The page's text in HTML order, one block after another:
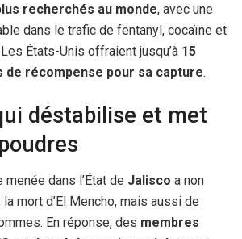
recherchés au monde, avec une
dans le trafic de fentanyl, cocaïne et
États-Unis offraient jusqu’à 15
de récompense pour sa capture.
déstabilise et met
menée dans l’État de Jalisco a non
mort d’El Mencho, mais aussi de
En réponse, des membres